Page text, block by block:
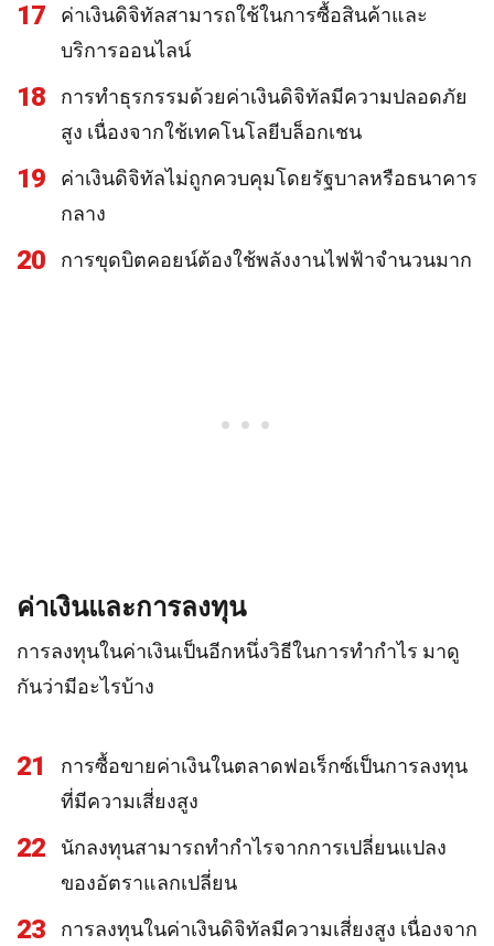
17
ค่าเงินดิจิทัลสามารถใช้ในการซื้อสินค้าและ
บริการออนไลน์
18
การทำธุรกรรมด้วยค่าเงินดิจิทัลมีความปลอดภัย
สูง เนื่องจากใช้เทคโนโลยีบล็อกเชน
19
ค่าเงินดิจิทัลไม่ถูกควบคุมโดยรัฐบาลหรือธนาคาร
กลาง
20 การขุดบิตคอยน์ต้องใช้พลังงานไฟฟ้าจำนวนมาก
ค่าเงินและการลงทุน
การลงทุนในค่าเงินเป็นอีกหนึ่งวิธีในการทำกำไร มาดู
กันว่ามีอะไรบ้าง
21
การซื้อขายค่าเงินในตลาดฟอเร็กซ์เป็นการลงทุน
ที่มีความเสี่ยงสูง
22
นักลงทุนสามารถทำกำไรจากการเปลี่ยนแปลง
ของอัตราแลกเปลี่ยน
23
การลงทุนในค่าเงินดิจิทัลมีความเสี่ยงสูง เนื่องจาก